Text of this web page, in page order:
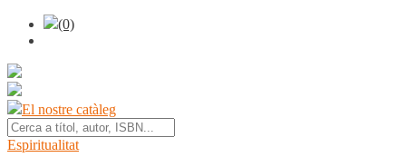
(0)
El nostre catàleg
Espiritualitat